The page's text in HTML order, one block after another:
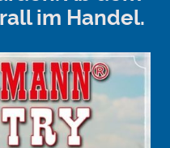
im Handel.